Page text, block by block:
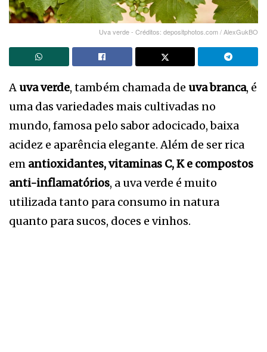
Uva verde - Créditos: depositphotos.com / AlexGukBO
A uva verde, também chamada de uva branca, é
uma das variedades mais cultivadas no
mundo, famosa pelo sabor adocicado, baixa
acidez e aparência elegante. Além de ser rica
em antioxidantes, vitaminas C, K e compostos
anti-inflamatórios, a uva verde é muito
utilizada tanto para consumo in natura
quanto para sucos, doces e vinhos.